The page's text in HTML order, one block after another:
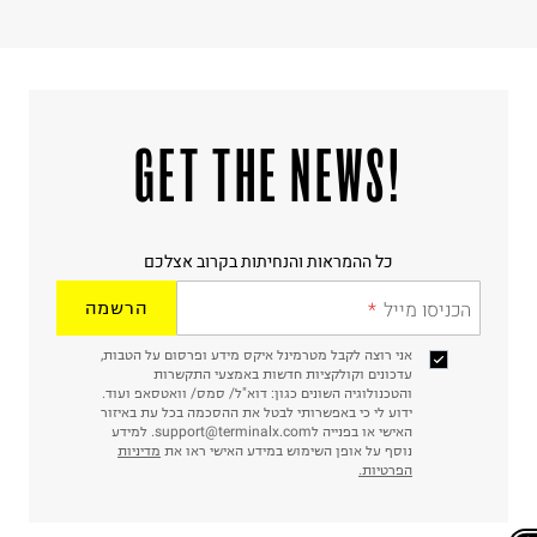
!GET THE NEWS
כל ההמראות והנחיתות בקרוב אצלכם
הכניסו מייל הרשמה
אני רוצה לקבל מטרמינל איקס מידע ופרסום על הטבות,
עדכונים וקולקציות חדשות באמצעי התקשרות
והטכנולוגיה השונים כגון: דוא"ל/ סמס/ וואטסאפ ועוד.
ידוע לי כי באפשרותי לבטל את ההסכמה בכל עת באיזור
האישי או בפנייה לsupport@terminalx.com. למידע
נוסף על אופן השימוש במידע האישי ראו את מדיניות
הפרטיות.